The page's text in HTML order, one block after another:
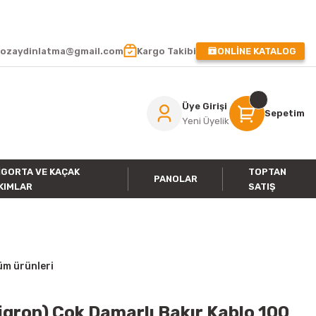
Kargo Takibi ONLİNE KATALOG
Üye Girişi
Yeni Üyelik
Sepetim
VE KAÇAK
PANOLAR
TOPTAN
SATIŞ
ürünleri